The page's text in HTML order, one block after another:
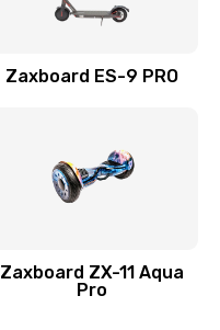
Zaxboard ES-9 PRO
Zaxboard ZX-11 Aqua
Pro